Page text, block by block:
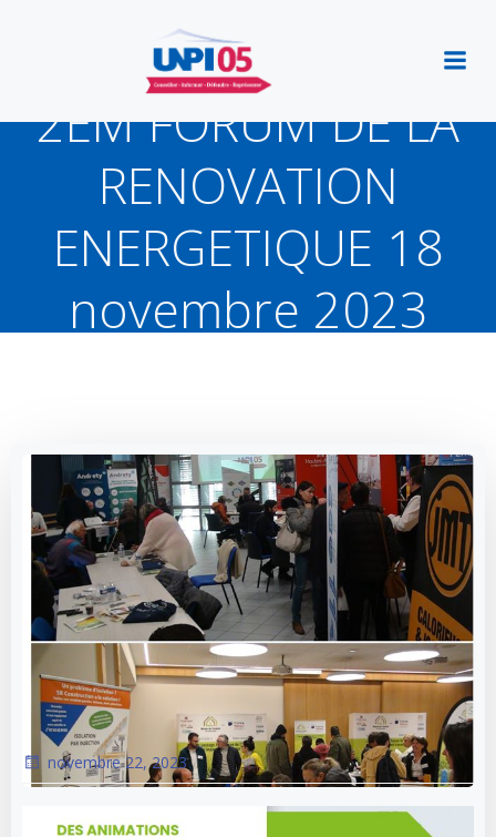
contenu
2EM FORUM DE LA
RENOVATION
ENERGETIQUE 18
novembre 2023
novembre 22, 2023